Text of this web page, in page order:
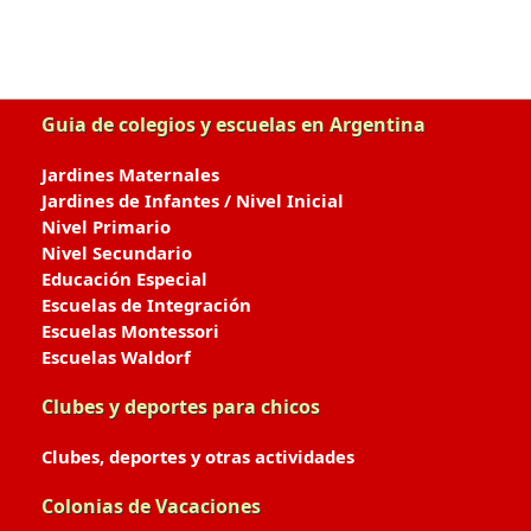
Guia de colegios y escuelas en Argentina
Jardines Maternales
Jardines de Infantes / Nivel Inicial
Nivel Primario
Nivel Secundario
Educación Especial
Escuelas de Integración
Escuelas Montessori
Escuelas Waldorf
Clubes y deportes para chicos
Clubes, deportes y otras actividades
Colonias de Vacaciones